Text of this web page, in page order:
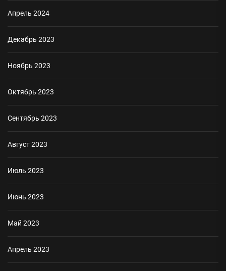
Апрель 2024
Декабрь 2023
Ноябрь 2023
Октябрь 2023
Сентябрь 2023
Август 2023
Июль 2023
Июнь 2023
Май 2023
Апрель 2023